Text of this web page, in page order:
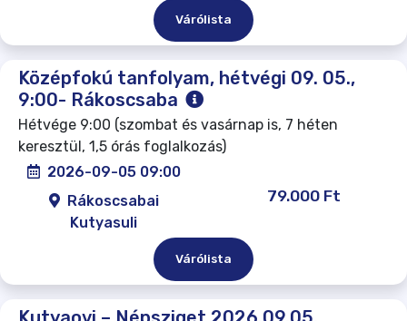
Várólista
Középfokú tanfolyam, hétvégi 09. 05.,
9:00- Rákoscsaba
Hétvége 9:00 (szombat és vasárnap is, 7 héten
keresztül, 1,5 órás foglalkozás)
2026-09-05 09:00
Rákoscsabai
Kutyasuli
79.000 Ft
Várólista